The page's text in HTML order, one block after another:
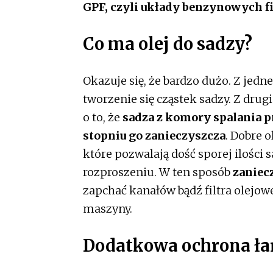
GPF, czyli układy benzynowych
Co ma olej do sadzy?
Okazuje się, że bardzo dużo. Z
tworzenie się cząstek sadzy. Z
o to, że sadza z komory spalania
stopniu go zanieczyszcza. Dobre
które pozwalają dość sporej ilości
rozproszeniu. W ten sposób
zapchać kanałów bądź filtra
maszyny.
Dodatkowa ochrona